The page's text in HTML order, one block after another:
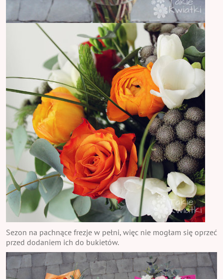
Sezon na pachnące frezje w pełni, więc nie mogłam się oprzeć
przed dodaniem ich do bukietów.